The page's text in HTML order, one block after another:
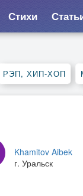
Стихи
РЭП, ХИП-ХОП
Khamitov Aibek
г. Уральск